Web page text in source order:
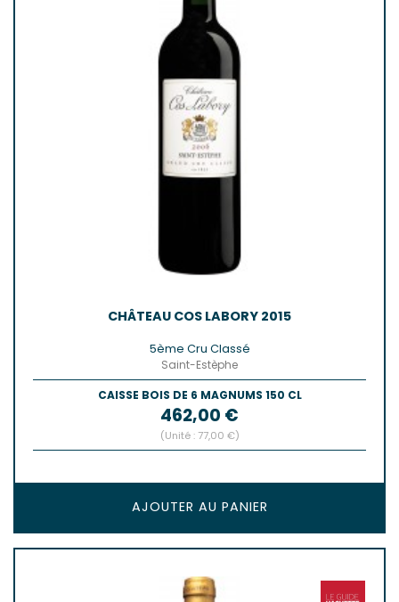
CHÂTEAU COS LABORY 2015
5ème Cru Classé
Saint-Estèphe
CAISSE BOIS DE 6 MAGNUMS 150 CL
Prix
462,00 €
(Unité : 77,00 €)
AJOUTER AU PANIER